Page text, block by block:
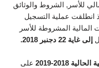
للأسر, الشروط والوثائق
انطلقت عملية التسجيل
المالية المشروطة للأسر
إلى غاية 22 دجنبر 2018.
2018-2019
على